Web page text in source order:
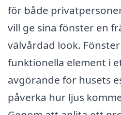
för både
vill ge sina fönster en
välvårdad look.
funktionella element i
avgörande för husets
påverka hur ljus